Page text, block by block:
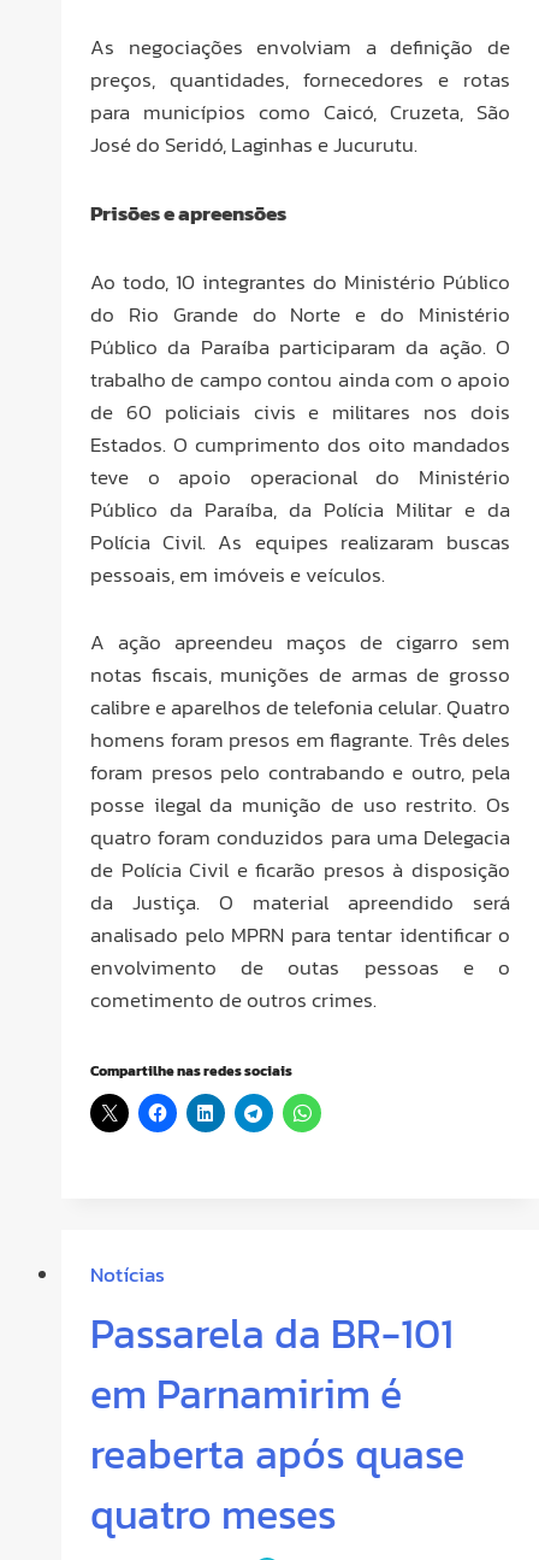
As negociações envolviam a definição de
preços, quantidades, fornecedores e rotas
para municípios como Caicó, Cruzeta, São
José do Seridó, Laginhas e Jucurutu.
Prisões e apreensões
Ao todo, 10 integrantes do Ministério Público
do Rio Grande do Norte e do Ministério
Público da Paraíba participaram da ação. O
trabalho de campo contou ainda com o apoio
de 60 policiais civis e militares nos dois
Estados. O cumprimento dos oito mandados
teve o apoio operacional do Ministério
Público da Paraíba, da Polícia Militar e da
Polícia Civil. As equipes realizaram buscas
pessoais, em imóveis e veículos.
A ação apreendeu maços de cigarro sem
notas fiscais, munições de armas de grosso
calibre e aparelhos de telefonia celular. Quatro
homens foram presos em flagrante. Três deles
foram presos pelo contrabando e outro, pela
posse ilegal da munição de uso restrito. Os
quatro foram conduzidos para uma Delegacia
de Polícia Civil e ficarão presos à disposição
da Justiça. O material apreendido será
analisado pelo MPRN para tentar identificar o
envolvimento de outas pessoas e o
cometimento de outros crimes.
Compartilhe nas redes sociais
Notícias
Passarela da BR-101
em Parnamirim é
reaberta após quase
quatro meses